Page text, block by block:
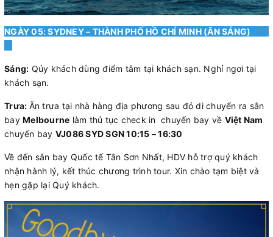
NGÀY 05: SYDNEY – THÀNH PHỐ HỒ CHÍ MINH (ĂN SÁNG)
Sáng: Qúy khách dùng điểm tâm tại khách sạn. Nghỉ ngơi tại
khách sạn.
Trưa: Ăn trưa tại nhà hàng địa phương sau đó di chuyển ra sân
bay Melbourne làm thủ tục check in chuyến bay về Việt Nam
chuyến bay VJ086 SYD SGN 10:15 – 16:30
Về đến sân bay Quốc tế Tân Sơn Nhất, HDV hỗ trợ quý khách
nhận hành lý, kết thúc chương trình tour. Xin chào tạm biệt và
hẹn gặp lại Quý khách.